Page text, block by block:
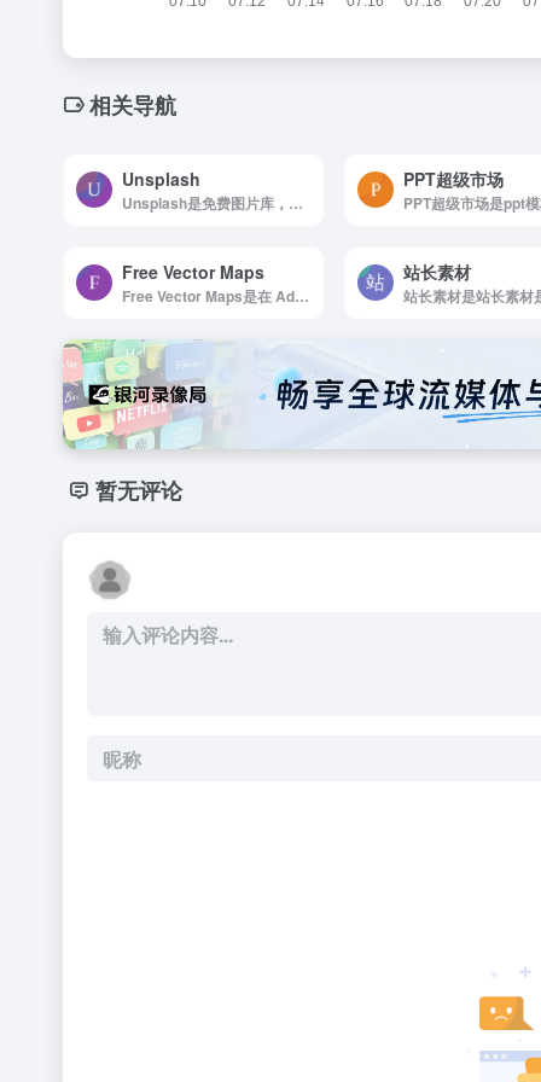
相关导航
Unsplash
Unsplash是免费图片库，适合任何项目使用，无版权限制
PPT超级市场
Free Vector Maps
Free Vector Maps是在 Adobe Reg 中下载数以千计的免版税矢量地图、世界地图和地图包； Illustrator、PowerPoint reg;、EPS、PDF、PNG 和 JPG 格式。
站长素材
暂无评论